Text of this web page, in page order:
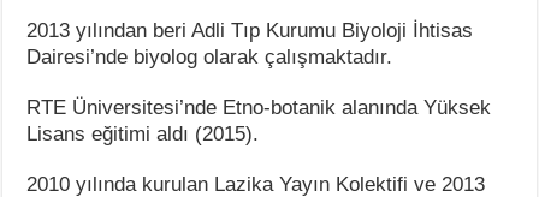
2013 yılından beri Adli Tıp Kurumu Biyoloji İhtisas
Dairesi’nde biyolog olarak çalışmaktadır.
RTE Üniversitesi’nde Etno-botanik alanında Yüksek
Lisans eğitimi aldı (2015).
2010 yılında kurulan Lazika Yayın Kolektifi ve 2013